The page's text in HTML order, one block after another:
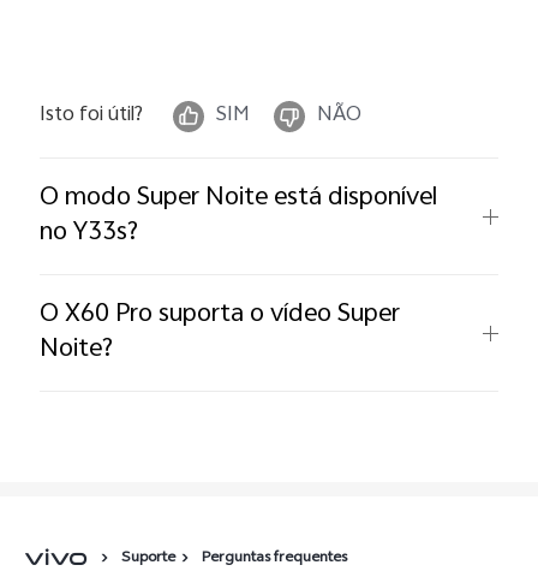
Isto foi útil? SIM NÃO
O modo Super Noite está disponível
no Y33s?
O X60 Pro suporta o vídeo Super
Noite?
Suporte Perguntas frequentes